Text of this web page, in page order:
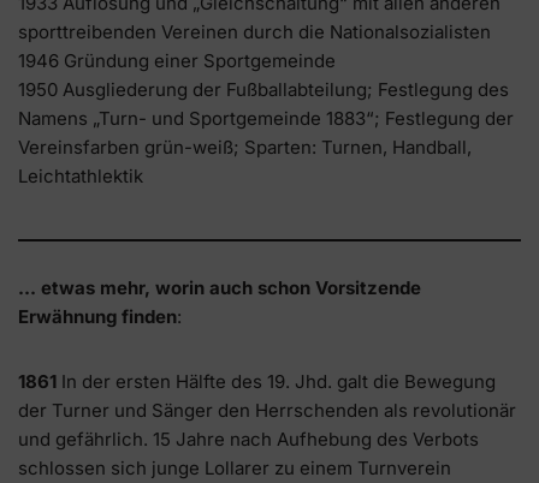
sporttreibenden Vereinen durch die Nationalsozialisten
1946 Gründung einer Sportgemeinde
1950 Ausgliederung der Fußballabteilung; Festlegung des
Namens „Turn- und Sportgemeinde 1883“; Festlegung der
Vereinsfarben grün-weiß; Sparten: Turnen, Handball,
Leichtathlektik
… etwas mehr, worin auch schon Vorsitzende
Erwähnung finden:
1861 In der ersten Hälfte des 19. Jhd. galt die Bewegung
der Turner und Sänger den Herrschenden als revolutionär
und gefährlich. 15 Jahre nach Aufhebung des Verbots
schlossen sich junge Lollarer zu einem Turnverein